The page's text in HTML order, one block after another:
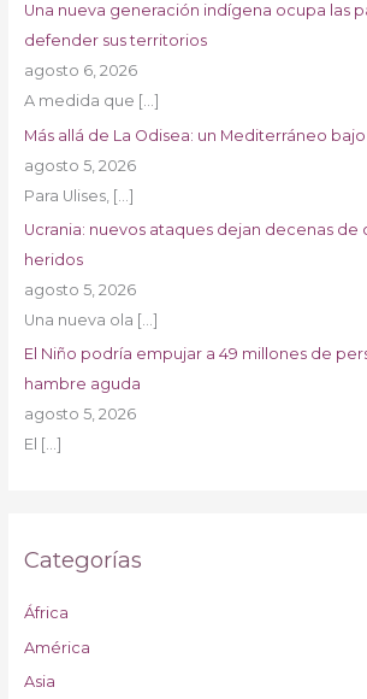
Una nueva generación indígena ocupa las
defender sus territorios
agosto 6, 2026
A medida que […]
Más allá de La Odisea: un Mediterráneo
agosto 5, 2026
Para Ulises, […]
Ucrania: nuevos ataques dejan decenas de
heridos
agosto 5, 2026
Una nueva ola […]
El Niño podría empujar a 49 millones de
hambre aguda
agosto 5, 2026
El […]
Categorías
África
América
Asia